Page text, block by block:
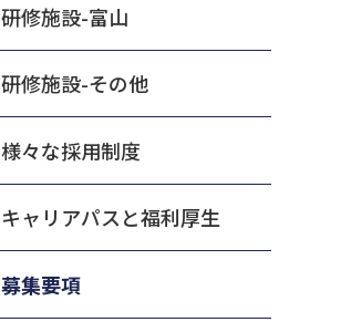
研修施設-富山
研修施設-その他
様々な採用制度
キャリアパスと福利厚生
募集要項